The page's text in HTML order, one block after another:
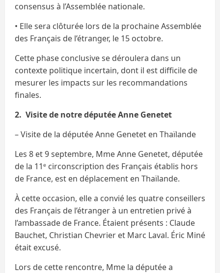
consensus à l’Assemblée nationale.
• Elle sera clôturée lors de la prochaine Assemblée
des Français de l’étranger, le 15 octobre.
Cette phase conclusive se déroulera dans un
contexte politique incertain, dont il est difficile de
mesurer les impacts sur les recommandations
finales.
2. Visite de notre députée Anne Genetet
– Visite de la députée Anne Genetet en Thaïlande
Les 8 et 9 septembre, Mme Anne Genetet, députée
de la 11ᵉ circonscription des Français établis hors
de France, est en déplacement en Thaïlande.
À cette occasion, elle a convié les quatre conseillers
des Français de l’étranger à un entretien privé à
l’ambassade de France. Étaient présents : Claude
Bauchet, Christian Chevrier et Marc Laval. Éric Miné
était excusé.
Lors de cette rencontre, Mme la députée a